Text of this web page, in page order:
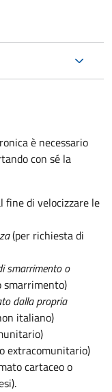
è necessario
con sé la
fine di velocizzare le
(per richiesta di
smarrimento o
dalla propria
italiano)
extracomunitario)
cartaceo o